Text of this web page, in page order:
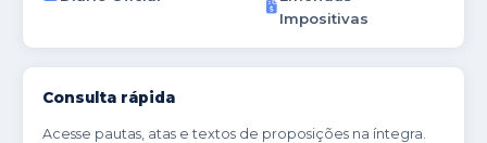
Impositivas
Consulta rápida
Acesse pautas, atas e textos de proposições na íntegra.